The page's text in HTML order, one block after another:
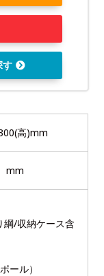
す
高)mm
mm
綱/収納ケース含
ール）